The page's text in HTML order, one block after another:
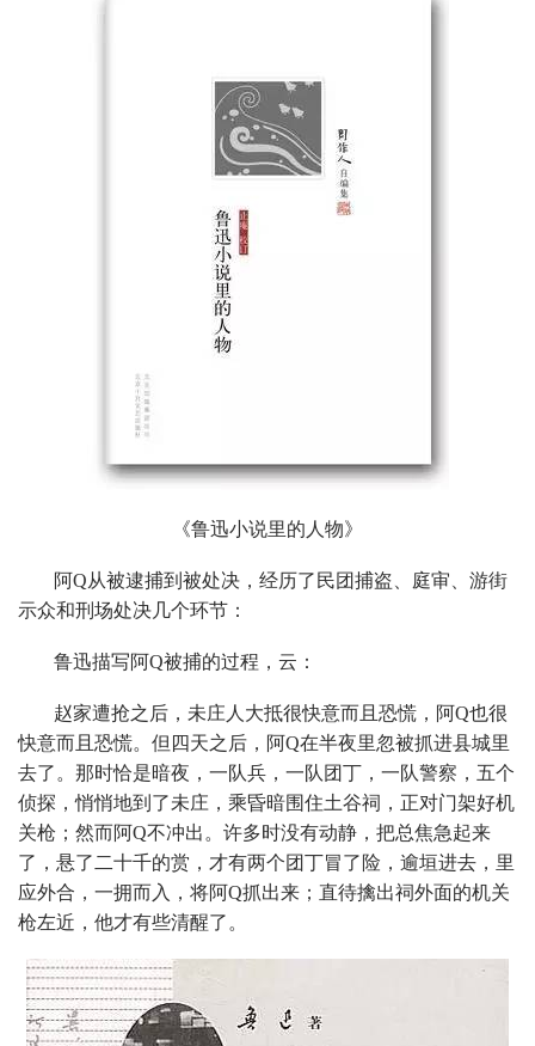
《鲁迅小说里的人物》
阿Q从被逮捕到被处决，经历了民团捕盗、庭审、游街
示众和刑场处决几个环节：
鲁迅描写阿Q被捕的过程，云：
赵家遭抢之后，未庄人大抵很快意而且恐慌，阿Q也很
快意而且恐慌。但四天之后，阿Q在半夜里忽被抓进县城里
去了。那时恰是暗夜，一队兵，一队团丁，一队警察，五个
侦探，悄悄地到了未庄，乘昏暗围住土谷祠，正对门架好机
关枪；然而阿Q不冲出。许多时没有动静，把总焦急起来
了，悬了二十千的赏，才有两个团丁冒了险，逾垣进去，里
应外合，一拥而入，将阿Q抓出来；直待擒出祠外面的机关
枪左近，他才有些清醒了。